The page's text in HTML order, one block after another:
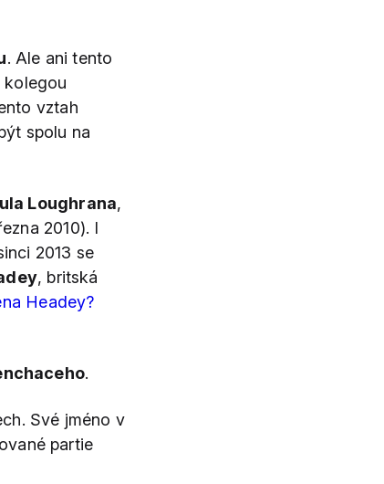
. Ale ani tento
kolegou
vztah
spolu na
Loughrana,
2010). I
2013 se
, britská
Headey?
.
Své jméno v
partie